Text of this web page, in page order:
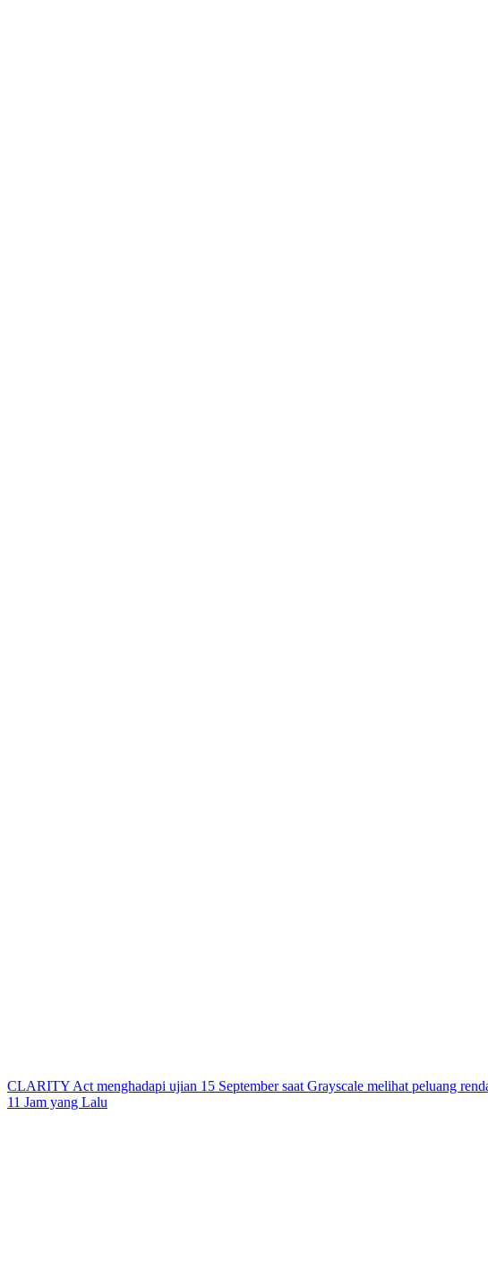
CLARITY Act menghadapi ujian 15 September saat Grayscale melihat peluang
11 Jam yang Lalu